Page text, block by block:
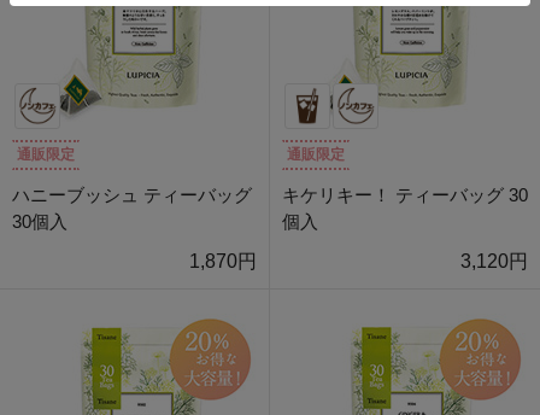
通販限定
ハニーブッシュ ティーバッグ
30個入
1,870円
通販限定
キケリキー！ ティーバッグ 30
個入
3,120円